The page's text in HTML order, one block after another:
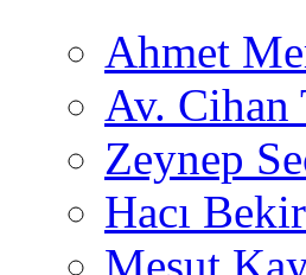
Ahmet
Av.
Zeynep
Hacı
Mesut